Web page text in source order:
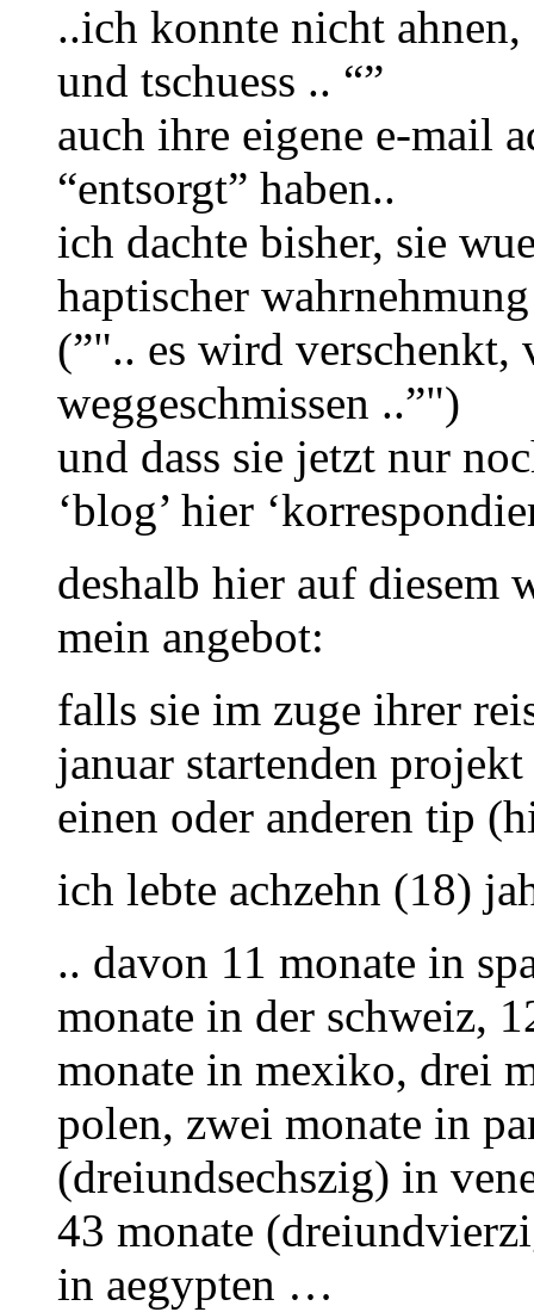
..ich konnte nicht
und tschuess .. “”
auch ihre eigene e-mail
“entsorgt” haben..
ich dachte bisher, sie
haptischer
(”".. es wird verschenkt,
weggeschmissen ..”")
und dass sie jetzt nur
‘blog’ hier
deshalb hier auf diesem
mein angebot:
falls sie im zuge ihrer
januar startenden
einen oder anderen tip
ich lebte achzehn (18)
.. davon 11 monate in
monate in der schweiz,
monate in mexiko, drei
polen, zwei monate in
(dreiundsechszig) in
43 monate
in aegypten …